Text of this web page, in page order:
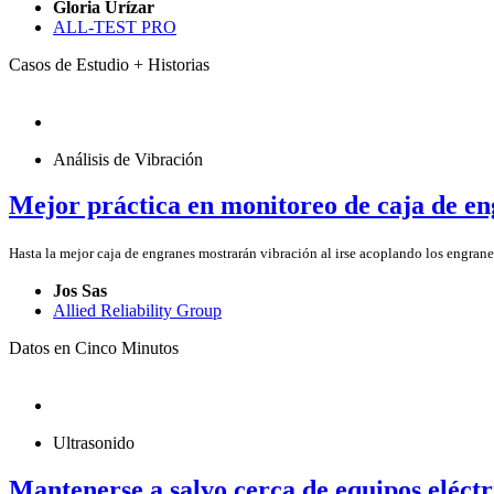
Gloria Urízar
ALL-TEST PRO
Casos de Estudio + Historias
Análisis de Vibración
Mejor práctica en monitoreo de caja de
Hasta la mejor caja de engranes mostrarán vibración al irse acoplando los
Jos Sas
Allied Reliability Group
Datos en Cinco Minutos
Ultrasonido